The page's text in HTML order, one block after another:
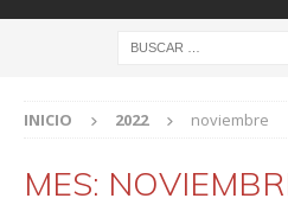
INICIO 2022 noviembre
MES: